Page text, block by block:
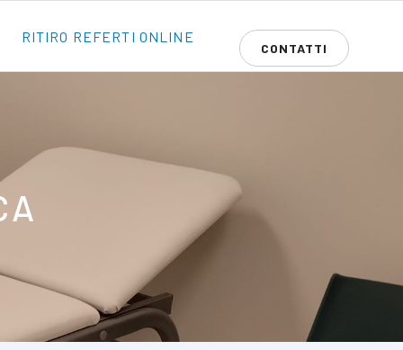
RITIRO REFERTI ONLINE
CONTATTI